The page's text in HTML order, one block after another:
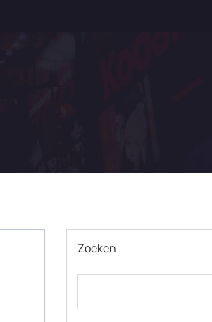
Zoeken